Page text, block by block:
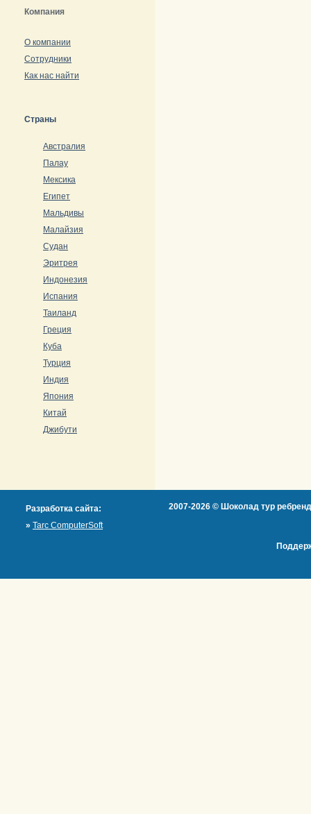
Компания
О компании
Сотрудники
Как нас найти
Страны
Австралия
Палау
Мексика
Египет
Мальдивы
Малайзия
Судан
Эритрея
Индонезия
Испания
Таиланд
Греция
Куба
Турция
Индия
Япония
Китай
Джибути
Разработка сайта:
» Tarc ComputerSoft
2007-2026 © Шоколад тур